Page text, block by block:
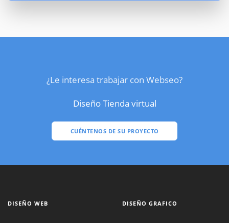
¿Le interesa trabajar con Webseo?
Diseño Tienda virtual
CUÉNTENOS DE SU PROYECTO
DISEÑO WEB DISEÑO GRAFICO